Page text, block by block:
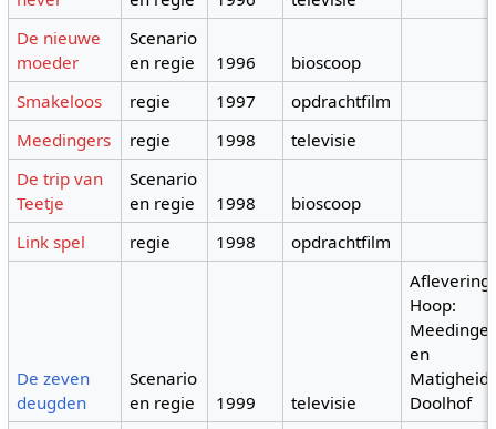
De nieuwe
moeder
Scenario
en regie
1996
bioscoop
Smakeloos
regie 1997
opdrachtfilm
Meedingers
regie 1998
televisie
De trip van
Teetje
Scenario
en regie
1998
bioscoop
Link spel
regie 1998 opdrachtfilm
De zeven
deugden
Scenario
en regie
1999 televisie
Hoop:
en
Matigheid:
Doolhof